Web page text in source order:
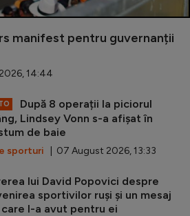
manifest pentru guvernanții
14:44
După 8 operații la piciorul
Lindsey Vonn s-a afișat în
de baie
sporturi | 07 August 2026, 13:33
lui David Popovici despre
sportivilor ruși și un mesaj
l-a avut pentru ei